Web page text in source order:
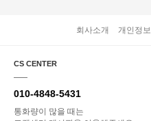
회사소개 개인정보
CS CENTER
010-4848-5431
통화량이 많을 때는